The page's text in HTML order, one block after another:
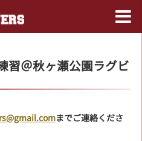
習＠秋ヶ瀬公園ラグビ
までご連絡くださ